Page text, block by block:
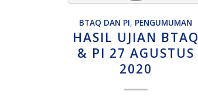
BTAQ DAN PI, PENGUMUMAN
HASIL UJIAN BTAQ
& PI 27 AGUSTUS
2020